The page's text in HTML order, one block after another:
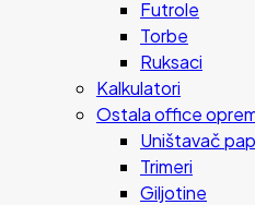
Futrole
Torbe
Ruksaci
Kalkulatori
Ostala office
Uništavač
Trimeri
Giljotine